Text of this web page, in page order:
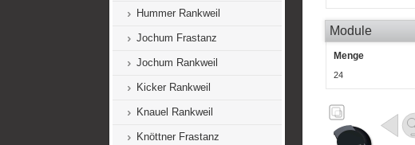
Hummer Rankweil
Jochum Frastanz
Jochum Rankweil
Kicker Rankweil
Knauel Rankweil
Knöttner Frastanz
Module
Menge
24